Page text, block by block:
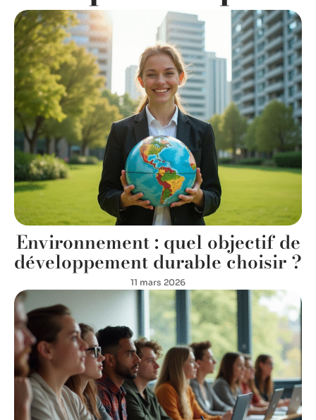
Environnement : quel objectif de
développement durable choisir ?
11 mars 2026